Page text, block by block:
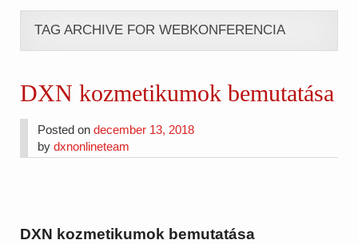
TAG ARCHIVE FOR WEBKONFERENCIA
DXN kozmetikumok bemutatása
Posted ondecember 13, 2018
bydxnonlineteam
DXN kozmetikumok bemutatása